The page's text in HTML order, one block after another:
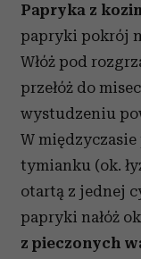
Papryka z
papryki pokrój
Włóż pod
przełóż do
wystudzeniu
W
tymianku (ok.
otartą z jednej
papryki nałóż
z pieczonych